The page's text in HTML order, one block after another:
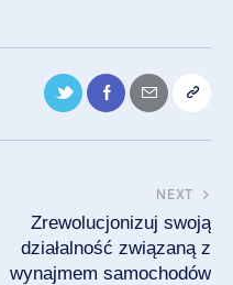
NEXT
Zrewolucjonizuj swoją
działalność związaną z
wynajmem samochodów